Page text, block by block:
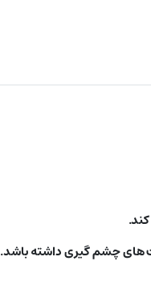
کند.
های چشم گیری داشته باشد.